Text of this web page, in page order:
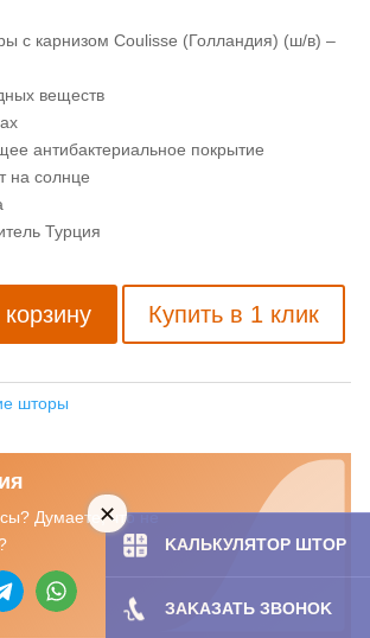
с карнизом Coulisse (Голландия) (ш/в) –
веществ
антибактериальное покрытие
на солнце
Турция
Купить в 1 клик
шторы
Думаете, что не
KAЛЬКУЛЯТOP ШТОР
ЗAKAЗATЬ ЗBOHOK